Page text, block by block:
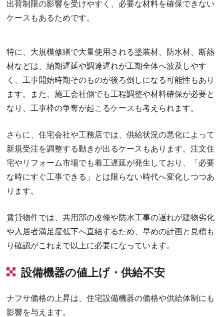
出荷制限の影響を受けやすく、必要な材料を確保できない
ケースもあるためです。
特に、大規模修繕で大量使用される塗装材、防水材、断熱
材などは、納期遅延や調達遅れが工期全体へ波及しやす
く、工事開始時期そのものが後ろ倒しになる可能性もあり
ます。また、施工会社側でも工程調整や材料確保が必要と
なり、工事枠の争奪が起こるケースも考えられます。
さらに、住宅会社や工務店では、供給状況の悪化によって
新規受注を調整する動きが出るケースもあります。注文住
宅やリフォーム市場でも着工遅延が発生しており、「必要
な時にすぐ工事できる」とは限らない時代へ変化しつつあ
ります。
賃貸物件では、共用部の改修や防水工事の遅れが建物劣化
や入居者満足度低下へ直結するため、早めの計画と見積も
り確認がこれまで以上に必要になっています。
設備機器の値上げ・供給不安
ナフサ価格の上昇は、住宅設備機器の価格や供給体制にも
影響を与えます。